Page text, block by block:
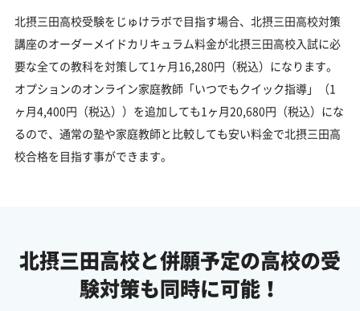
北摂三田高校受験をじゅけラボで目指す場合、北摂三田高校対策
講座のオーダーメイドカリキュラム料金が北摂三田高校入試に必
要な全ての教科を対策して1ヶ月16,280円（税込）になります。
オプションのオンライン家庭教師「いつでもクイック指導」（1
ヶ月4,400円（税込））を追加しても1ヶ月20,680円（税込）にな
るので、通常の塾や家庭教師と比較しても安い料金で北摂三田高
校合格を目指す事ができます。
北摂三田高校と併願予定の高校の受
験対策も同時に可能！